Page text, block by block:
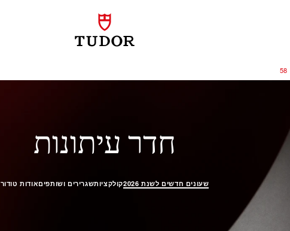
חדר עיתונות
שעונים חדשים לשנת 2026 קולקציותשגרירים ושותפיםאודות טודור